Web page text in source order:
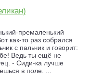
премаленький
как-то раз собрался
с пальчик и говорит:
Ведь ты ещё не
- Сиди-ка лучше
в поле. ...